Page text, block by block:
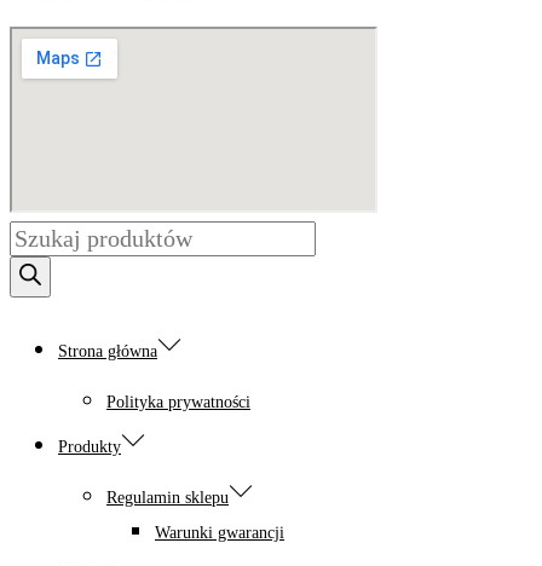
Wyszukiwarka
produktów
Strona główna
Polityka prywatności
Produkty
Regulamin sklepu
Warunki gwarancji